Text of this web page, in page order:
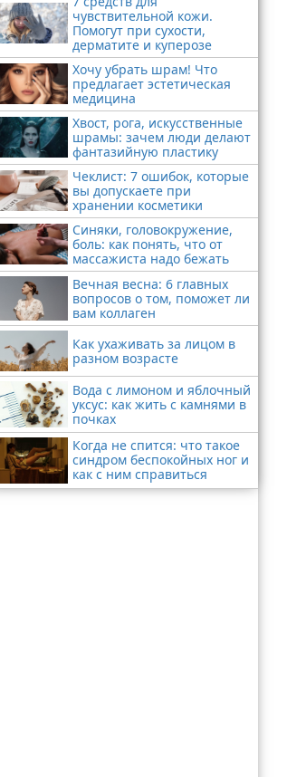
чувствительной кожи.
Помогут при сухости,
дерматите и куперозе
Хочу убрать шрам! Что
предлагает эстетическая
медицина
Хвост, рога, искусственные
шрамы: зачем люди делают
фантазийную пластику
Чеклист: 7 ошибок, которые
вы допускаете при
хранении косметики
Синяки, головокружение,
боль: как понять, что от
массажиста надо бежать
Вечная весна: 6 главных
вопросов о том, поможет ли
вам коллаген
Как ухаживать за лицом в
разном возрасте
Вода с лимоном и яблочный
уксус: как жить с камнями в
почках
Когда не спится: что такое
синдром беспокойных ног и
как с ним справиться